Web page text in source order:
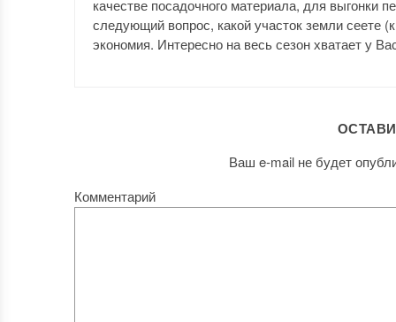
качестве посадочного материала, для выгонки
следующий вопрос, какой участок земли сеете
экономия. Интересно на весь сезон хватает у
Ваш e-mail не будет
Комментарий